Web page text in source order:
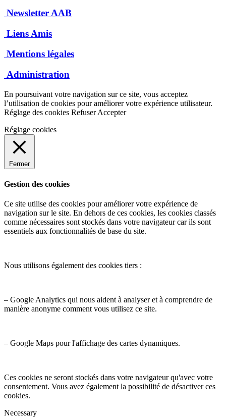
Newsletter AAB
Liens Amis
Mentions légales
Administration
En poursuivant votre navigation sur ce site, vous acceptez
l’utilisation de cookies pour améliorer votre expérience utilisateur.
Réglage des cookies Refuser Accepter
Réglage cookies
Fermer
Gestion des cookies
Ce site utilise des cookies pour améliorer votre expérience de
navigation sur le site. En dehors de ces cookies, les cookies classés
comme nécessaires sont stockés dans votre navigateur car ils sont
essentiels aux fonctionnalités de base du site.
Nous utilisons également des cookies tiers :
– Google Analytics qui nous aident à analyser et à comprendre de
manière anonyme comment vous utilisez ce site.
– Google Maps pour l'affichage des cartes dynamiques.
Ces cookies ne seront stockés dans votre navigateur qu'avec votre
consentement. Vous avez également la possibilité de désactiver ces
cookies.
Necessary